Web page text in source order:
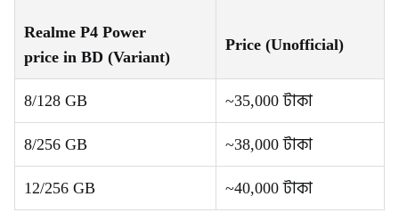
Realme P4 Power
price in BD (Variant)
Price (Unofficial)
8/128 GB ~35,000 টাকা
8/256 GB ~38,000 টাকা
12/256 GB ~40,000 টাকা